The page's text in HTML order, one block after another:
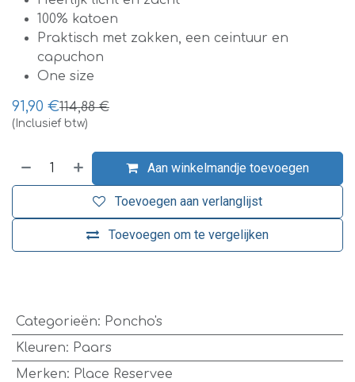
100% katoen
Praktisch met zakken, een ceintuur en
capuchon
One size
91,90 €114,88€
(Inclusief btw)
Aan winkelmandje toevoegen
Toevoegen om te vergelijken
Toevoegen aan verlanglijst
Categorieën: Poncho's
Kleuren: Paars
Merken: Place Reservee